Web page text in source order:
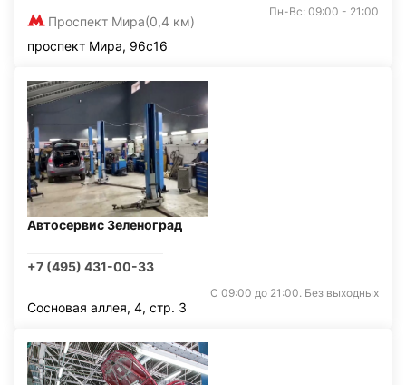
Проспект Мира(0,4 км)
Пн-Вс: 09:00 - 21:00
проспект Мира, 96с16
Автосервис Зеленоград
+7 (495) 431-00-33
С 09:00 до 21:00. Без выходных
Сосновая аллея, 4, стр. 3